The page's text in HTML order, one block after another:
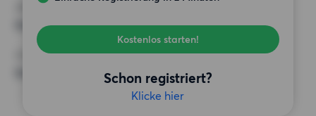
Kostenlos starten!
Schon registriert?
Klicke hier
Keine besonderen Anforderungen
SONSTIGE PRÄFERENZEN
Keine bestimmten Präferenzen